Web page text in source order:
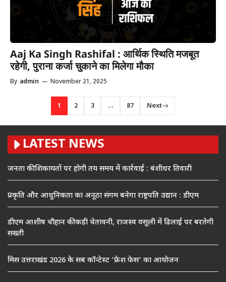
Aaj Ka Singh Rashifal : आर्थिक स्थिति मजबूत
रहेगी, पुराना कर्जा चुकाने का मिलेगा मौका
By admin — November 21, 2025
1 2 3 … 87 Next
LATEST NEWS
जनता की शिकायतों पर होगी तय समय में कार्रवाई : बंशीधर तिवारी
प्रकृति और आधुनिकता का अनूठा संगम बनेगा राष्ट्रपति उद्यान : डीएम
डीएम आशीष चौहान की कड़ी चेतावनी, राजस्व वसूली में ढिलाई पर बरतेगी
सख्ती
मिस उत्तराखंड 2026 के सब कॉन्टेस्ट ‘फ्रेश फेस’ का आयोजन